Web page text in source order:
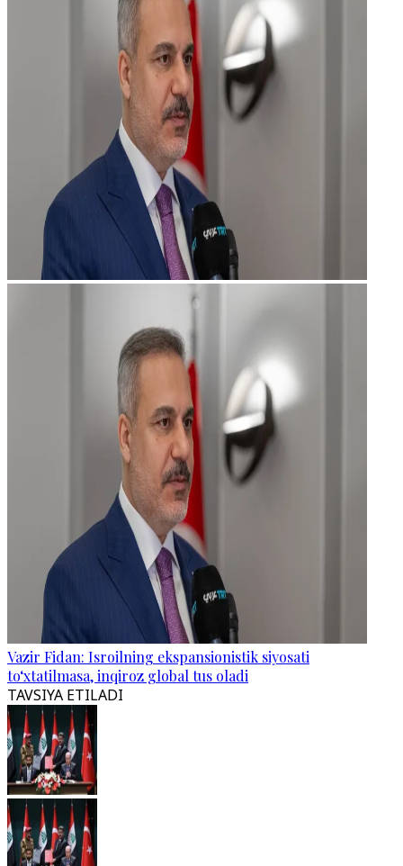
Vazir Fidan: Isroilning ekspansionistik siyosati
to‘xtatilmasa, inqiroz global tus oladi
TAVSIYA ETILADI